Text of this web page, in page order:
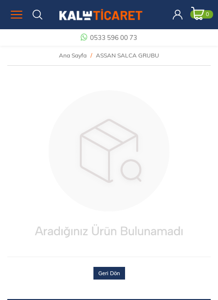
0
0533 596 00 73
Ana Sayfa ASSAN SALCA GRUBU
Geri Dön